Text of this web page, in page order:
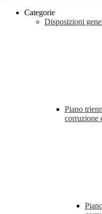
Categorie
Disposizioni
Piano
corruzione